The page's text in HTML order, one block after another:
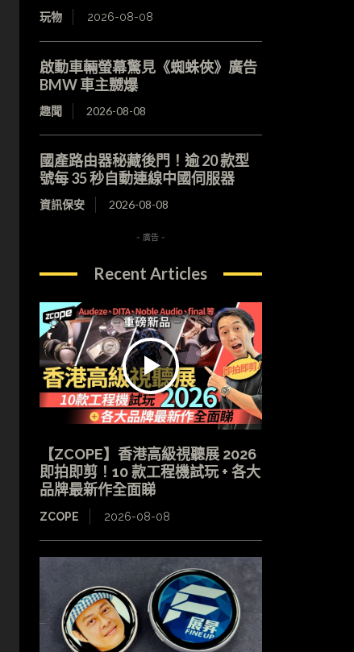
玩物 2026-08-08
啟動車輛螢幕驚見《蜘蛛俠》廣告
BMW 車主嬲爆
趣聞 2026-08-08
國產路由器秘藏後門！逾 20 款型
號每 35 秒自動連線中國伺服器
資訊保安 2026-08-08
- 廣告 -
Recent Articles
【ZCOPE】香港高級視聽展 2026
即拍即剪！10 款工程機試玩 + 各大
品牌最新作全面睇
ZCOPE 2026-08-08